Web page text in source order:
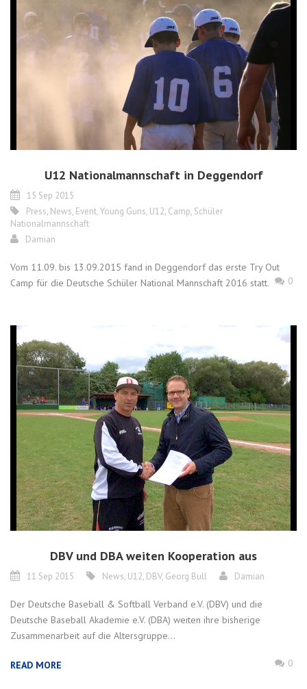
U12 Nationalmannschaft in Deggendorf
15 Sep 2015
Press, News, Event,Young Guns, U12, Camp, Schüler
Nationalmannschaft
Damian
Vom 11.09. bis 13.09.2015 fand in Deggendorf das erste Try Out
Camp für die Deutsche Schüler National Mannschaft 2016 statt.
0
DBV und DBA weiten Kooperation aus
11 Sep 2015 News, U12, DBV, Georg Bull Damian
Der Deutsche Baseball & Softball Verband e.V. (DBV) und die
Deutsche Baseball Akademie e.V. (DBA) weiten ihre bisherige
Zusammenarbeit auf die Altersgruppe...
READ MORE 0